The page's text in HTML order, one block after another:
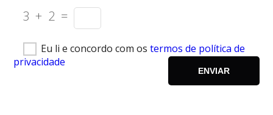
3 + 2 =
Eu li e concordo com os termos de política de
privacidade